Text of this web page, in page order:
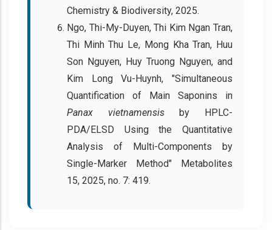
Chemistry & Biodiversity, 2025.
Ngo, Thi-My-Duyen, Thi Kim Ngan Tran,
Thi Minh Thu Le, Mong Kha Tran, Huu
Son Nguyen, Huy Truong Nguyen, and
Kim Long Vu-Huynh, "Simultaneous
Quantification of Main Saponins in
Panax vietnamensisby HPLC-
PDA/ELSD Using the Quantitative
Analysis of Multi-Components by
Single-Marker Method" Metabolites
15, 2025, no. 7: 419.